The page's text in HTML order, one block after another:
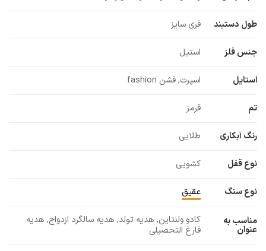
طول دستبند فری سایز
جنس فلز استیل
استایل اسپرت, فشن fashion
تم قرمز
رنگ آبکاری طلایی
نوع قفل کشویی
نوع سنگ عقیق
مناسب به
عنوان
کادو ولنتاین, هدیه تولد, هدیه سالگرد ازدواج, هدیه
فارغ التحصیلی